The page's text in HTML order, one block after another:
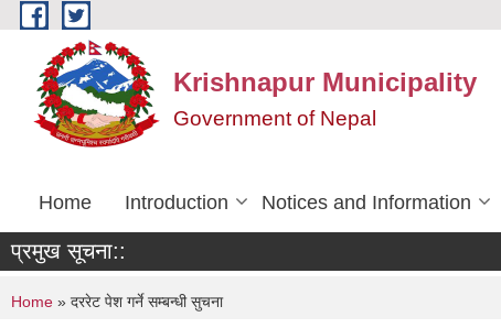
Skip to main content
Krishnapur Municipality
Government of Nepal
Home Introduction Notices and Information
प्रमुख सूचना::
You are here
Home » दररेट पेश गर्ने सम्बन्धी सुचना